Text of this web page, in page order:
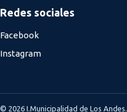
Redes sociales
Facebook
Instagram
© 2026 I.Municipalidad de Los Andes.